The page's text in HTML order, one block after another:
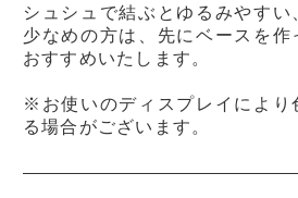
シュシュで結ぶとゆるみやす
少なめの方は、先にベースを作
おすすめいたします。
※お使いのディスプレイにより
る場合がございます。